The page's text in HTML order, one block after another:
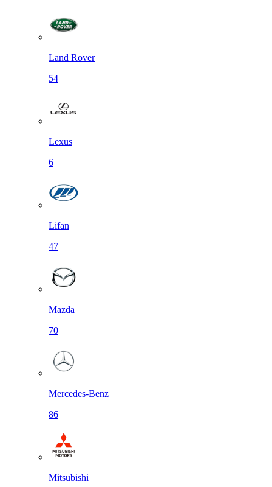
Land Rover
54
Lexus
6
Lifan
47
Mazda
70
Mercedes-Benz
86
Mitsubishi